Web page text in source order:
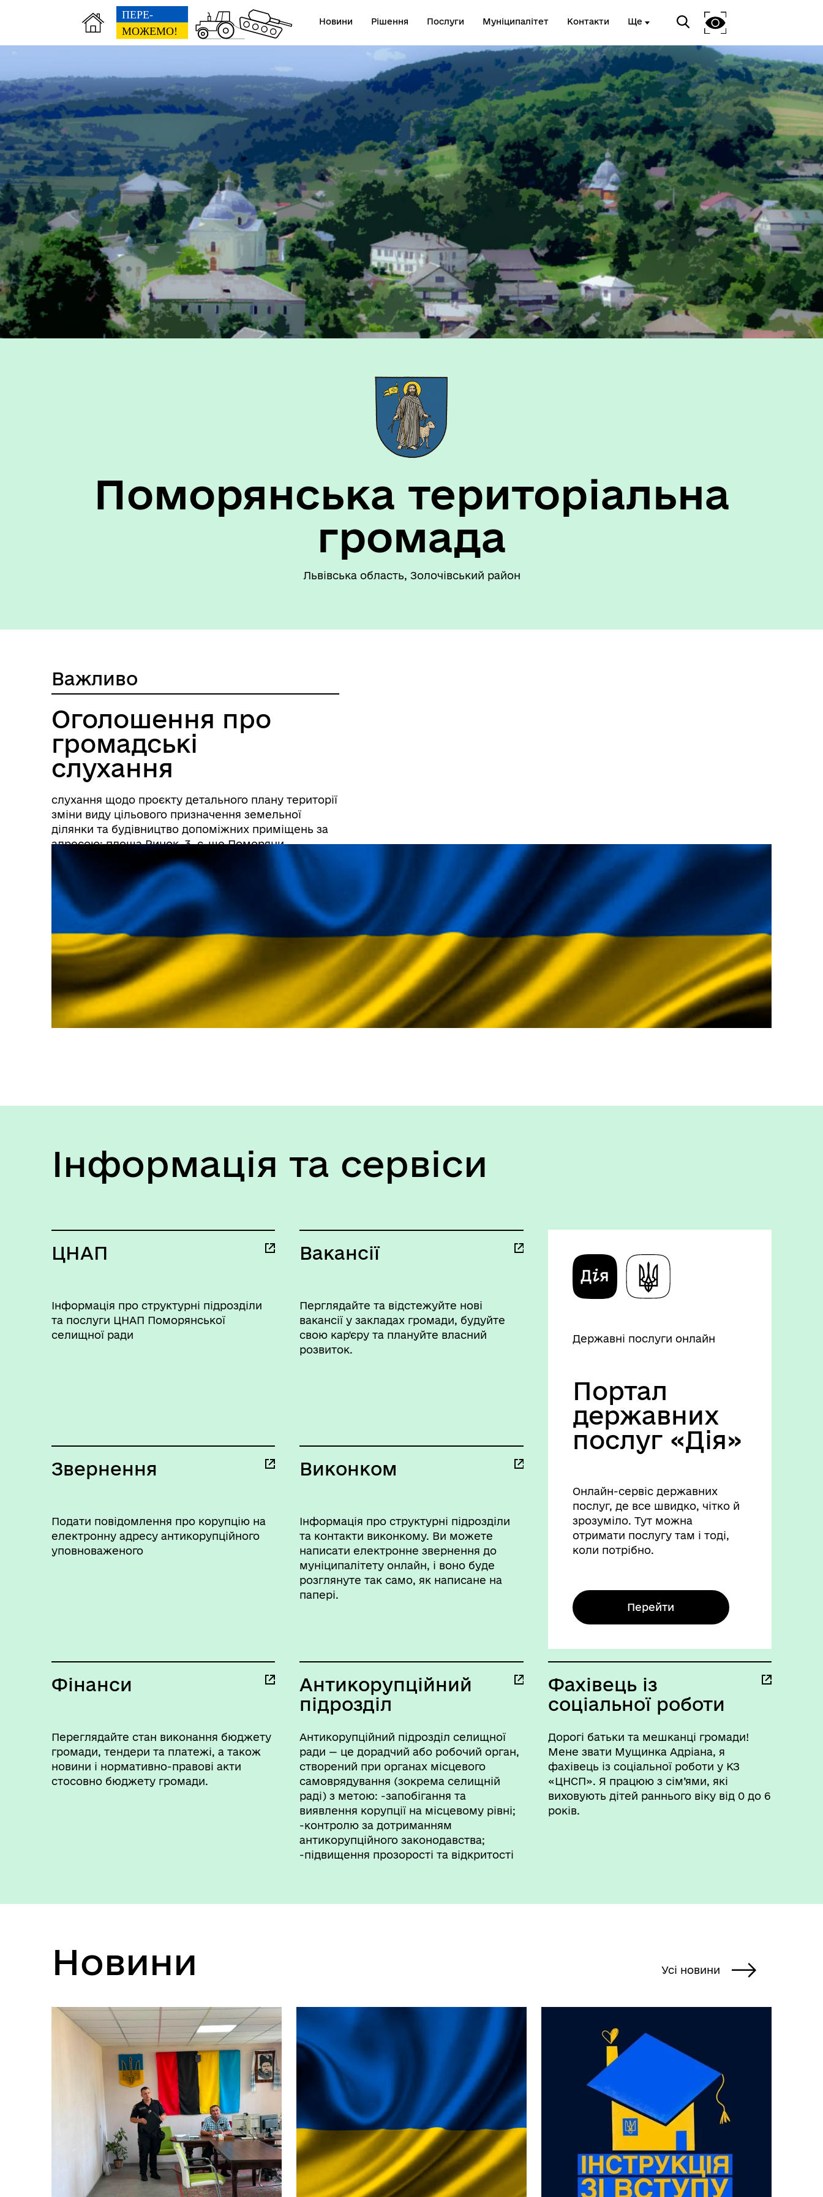
Новини Рішення Послуги Муніципалітет Контакти Ще
ЦНАП Фінанси Виконком
Фахівець із соціальної роботи
Антикорупційний підрозділ
Поморянська територіальна
громада
Львівська область, Золочівський район
Важливо
Оголошення про
громадські
слухання
слухання щодо проєкту детального плану території
зміни виду цільового призначення земельної
ділянки та будівництво допоміжних приміщень за
адресою: площа Ринок, 3, с-ще Поморяни
Золочівського району Львівської області.
Інформація та сервіси
Державні послуги онлайн
Портал
державних
послуг «Дія»
Онлайн-сервіс державних
послуг, де все швидко, чітко й
зрозуміло. Тут можна
отримати послугу там і тоді,
коли потрібно.
Перейти
ЦНАП
Інформація про структурні підрозділи
та послуги ЦНАП Поморянської
селищної ради
Вакансії
Перглядайте та відстежуйте нові
вакансії у закладах громади, будуйте
свою кар'єру та плануйте власний
розвиток.
Звернення
Подати повідомлення про корупцію на
електронну адресу антикорупційного
уповноваженого
Виконком
Інформація про структурні підрозділи
та контакти виконкому. Ви можете
написати електронне звернення до
муніципалітету онлайн, і воно буде
розглянуте так само, як написане на
папері.
Фінанси
Переглядайте стан виконання бюджету
громади, тендери та платежі, а також
новини і нормативно-правові акти
стосовно бюджету громади.
Антикорупційний
підрозділ
Антикорупційний підрозділ селищної
ради — це дорадчий або робочий орган,
створений при органах місцевого
самоврядування (зокрема селищній
раді) з метою: -запобігання та
виявлення корупції на місцевому рівні;
-контролю за дотриманням
антикорупційного законодавства;
-підвищення прозорості та відкритості
Фахівець із
соціальної роботи
Дорогі батьки та мешканці громади!
Мене звати Мущинка Адріана, я
фахівець із соціальної роботи у КЗ
«ЦНСП». Я працюю з сім’ями, які
виховують дітей раннього віку від 0 до 6
років.
Новини Усі новини